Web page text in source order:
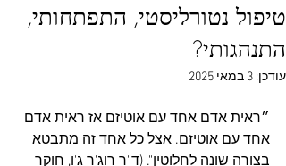
טיפול נטורליסטי, התפתחותי,
התנהגותי?
עודכן: 3 במאי 2025
״ראית אדם אחד עם אוטיזם אז ראית אדם
אחד עם אוטיזם. אצל כל אחד זה מתבטא
בצורה שונה לחלוטין". (ד"ר רוג'ר ג'ו, חוקר